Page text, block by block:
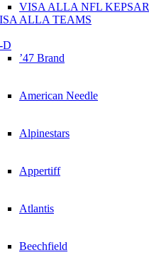
VISA ALLA NFL KEPSAR
ALLA TEAMS
D
’47 Brand
American Needle
Alpinestars
Appertiff
Atlantis
Beechfield